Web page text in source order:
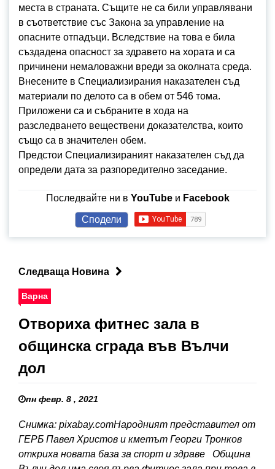
места в страната. Същите не са били управлявани
в съответствие със Закона за управление на
опасните отпадъци. Вследствие на това е била
създадена опасност за здравето на хората и са
причинени немаловажни вреди за околната среда.
Внесените в Специализирания наказателен съд
материали по делото са в обем от 546 тома.
Приложени са и събраните в хода на
разследването веществени доказателства, които
също са в значителен обем.
Предстои Специализираният наказателен съд да
определи дата за разпоредително заседание.
Последвайте ни в YouTubeи Facebook
Сподели
Следваща Новина
Варна
Отвориха фитнес зала в
общинска сграда във Вълчи
дол
пн февр. 8 , 2021
Снимка: pixabay.comНародният представител от
ГЕРБ Павел Христов и кметът Георги Тронков
откриха новата база за спорт и здраве Община